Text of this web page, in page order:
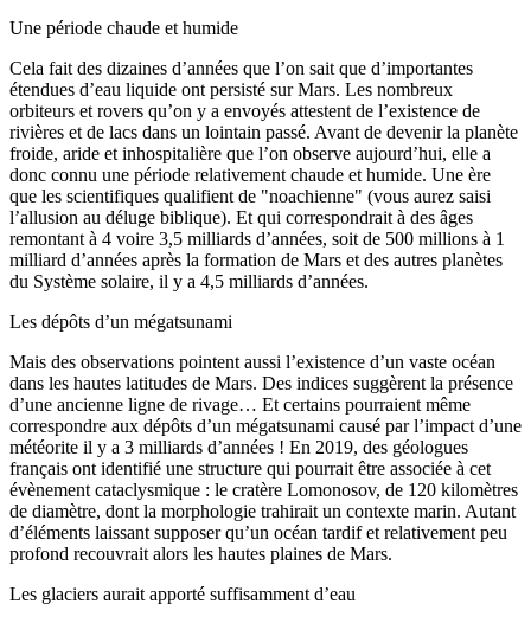
Une période chaude et humide
Cela fait des dizaines d’années que l’on sait que d’importantes
étendues d’eau liquide ont persisté sur Mars. Les nombreux
orbiteurs et rovers qu’on y a envoyés attestent de l’existence de
rivières et de lacs dans un lointain passé. Avant de devenir la planète
froide, aride et inhospitalière que l’on observe aujourd’hui, elle a
donc connu une période relativement chaude et humide. Une ère
que les scientifiques qualifient de "noachienne" (vous aurez saisi
l’allusion au déluge biblique). Et qui correspondrait à des âges
remontant à 4 voire 3,5 milliards d’années, soit de 500 millions à 1
milliard d’années après la formation de Mars et des autres planètes
du Système solaire, il y a 4,5 milliards d’années.
Les dépôts d’un mégatsunami
Mais des observations pointent aussi l’existence d’un vaste océan
dans les hautes latitudes de Mars. Des indices suggèrent la présence
d’une ancienne ligne de rivage… Et certains pourraient même
correspondre aux dépôts d’un mégatsunami causé par l’impact d’une
météorite il y a 3 milliards d’années ! En 2019, des géologues
français ont identifié une structure qui pourrait être associée à cet
évènement cataclysmique : le cratère Lomonosov, de 120 kilomètres
de diamètre, dont la morphologie trahirait un contexte marin. Autant
d’éléments laissant supposer qu’un océan tardif et relativement peu
profond recouvrait alors les hautes plaines de Mars.
Les glaciers aurait apporté suffisamment d’eau